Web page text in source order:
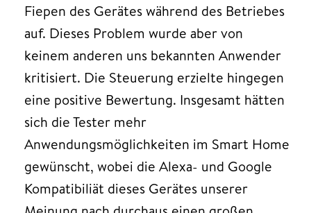
Fiepen des Gerätes während des Betriebes
auf. Dieses Problem wurde aber von
keinem anderen uns bekannten Anwender
kritisiert. Die Steuerung erzielte hingegen
eine positive Bewertung. Insgesamt hätten
sich die Tester mehr
Anwendungsmöglichkeiten im Smart Home
gewünscht, wobei die Alexa- und Google
Kompatibiliät dieses Gerätes unserer